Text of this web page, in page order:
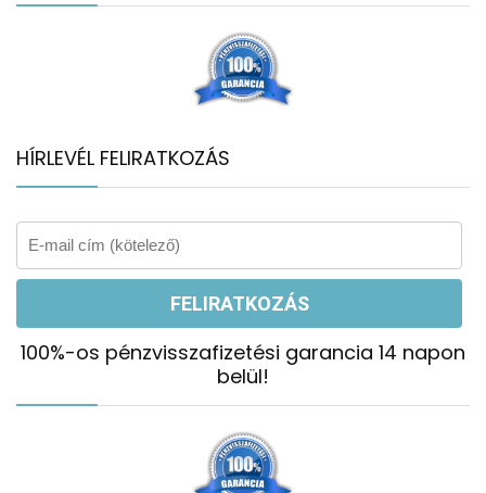
HÍRLEVÉL FELIRATKOZÁS
100%-os pénzvisszafizetési garancia 14 napon
belül!